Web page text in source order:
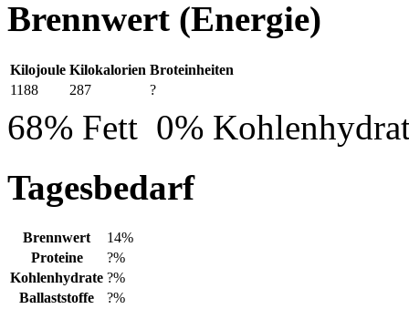
Brennwert (Energie)
Kilojoule Kilokalorien Broteinheiten
1188
287 ?
68% Fett 0%
Tagesbedarf
Brennwert
14%
Proteine
?%
Kohlenhydrate ?%
Ballaststoffe
?%